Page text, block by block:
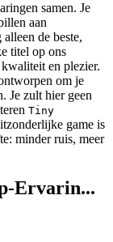
samen. Je
aan
de beste,
titel op ons
en plezier.
om je
Je zult hier geen
Tiny
game is
minder ruis, meer
Ervarin...